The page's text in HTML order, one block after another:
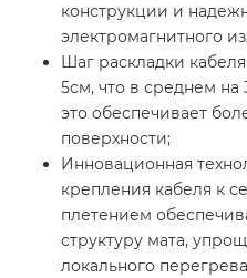
конструкции и
электромагнитного
Шаг раскладки
5см, что в среднем на
это обеспечивает
поверхности;
Инновационная
крепления кабеля к
плетением
структуру мата,
локального